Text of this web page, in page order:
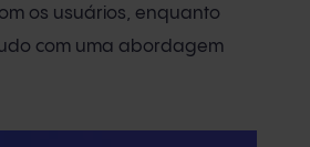
os usuários, enquanto
com uma abordagem